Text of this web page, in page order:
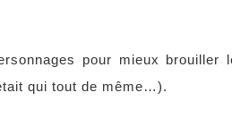
pour mieux
qui tout de même…).